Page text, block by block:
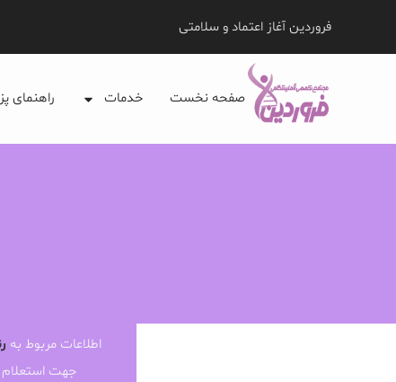
فروردین آغاز اعتماد و سلامتی
صفحه نخست خدمات راهنمای
اطلاعات مربوط به
جهت استعلام